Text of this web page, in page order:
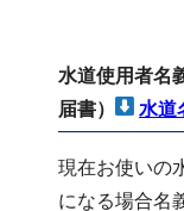
水道使用者名
届書）
水道
現在お使いの
になる場合名